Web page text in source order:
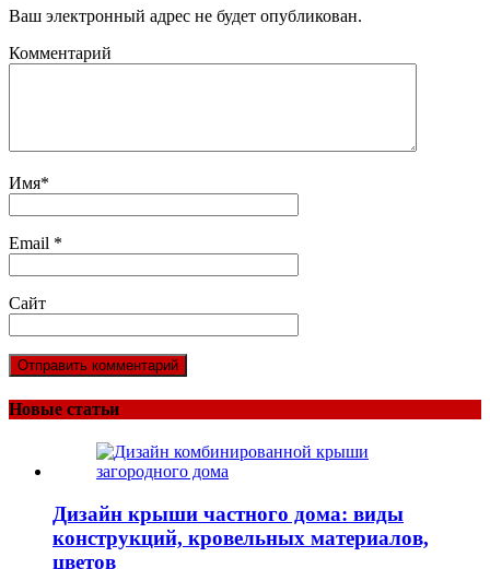
Ваш электронный адрес не будет опубликован.
Комментарий
Имя*
Email *
Сайт
Новые статьи
Дизайн крыши частного дома: виды
конструкций, кровельных материалов,
цветов